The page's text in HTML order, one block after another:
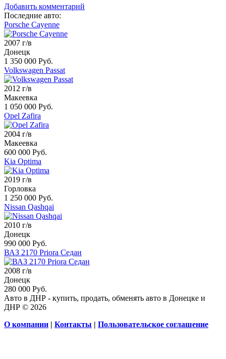
Добавить комментарий
Последние авто:
Porsche Cayenne
2007 г/в
Донецк
1 350 000 Руб.
Volkswagen Passat
2012 г/в
Макеевка
1 050 000 Руб.
Opel Zafira
2004 г/в
Макеевка
600 000 Руб.
Kia Optima
2019 г/в
Горловка
1 250 000 Руб.
Nissan Qashqai
2010 г/в
Донецк
990 000 Руб.
ВАЗ 2170 Priora Седан
2008 г/в
Донецк
280 000 Руб.
Авто в ДНР - купить, продать, обменять авто в Донецке и
ДНР © 2026
О компании | Контакты | Пользовательское соглашение